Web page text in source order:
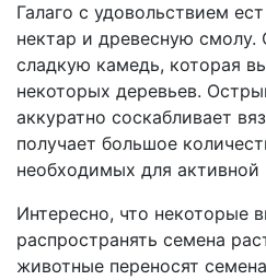
Галаго с удовольствием
нектар и древесную смолу.
сладкую камедь, которая
некоторых деревьев.
аккуратно соскабливает
получает большое
необходимых для активной
Интересно, что некоторые
распространять семена
животные переносят